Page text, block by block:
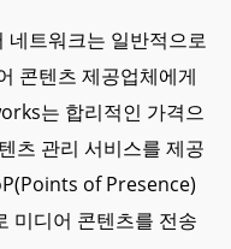
네트워크는 일반적으로
콘텐츠 제공업체에게
는 합리적인 가격으
츠 관리 서비스를 제공
of Presence)
미디어 콘텐츠를 전송